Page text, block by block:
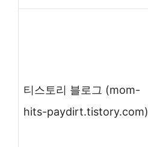
티스토리 블로그 (mom-
hits-paydirt.tistory.com)